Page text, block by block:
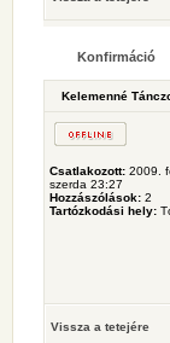
Konfirmáció
Kelemenné
Csatlakozott: 2009.
szerda 23:27
Hozzászólások: 2
Tartózkodási hely:
Vissza a tetejére